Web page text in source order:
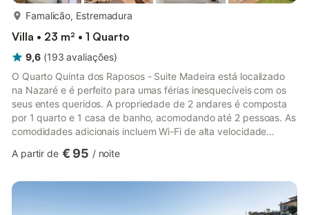
Famalicão, Estremadura
Villa • 23 m² • 1 Quarto
9,6 (193 avaliações)
O Quarto Quinta dos Raposos - Suite Madeira está localizado
na Nazaré e é perfeito para umas férias inesquecíveis com os
seus entes queridos. A propriedade de 2 andares é composta
por 1 quarto e 1 casa de banho, acomodando até 2 pessoas. As
comodidades adicionais incluem Wi-Fi de alta velocidade
como livros e brinquedos para crianças. Um berço e uma
oferece ar condicionado. O aluguer de férias possui um terraço
partilhado ideal para noites relaxantes. O quarto dispõe de 3
A partir de € 95 / noite